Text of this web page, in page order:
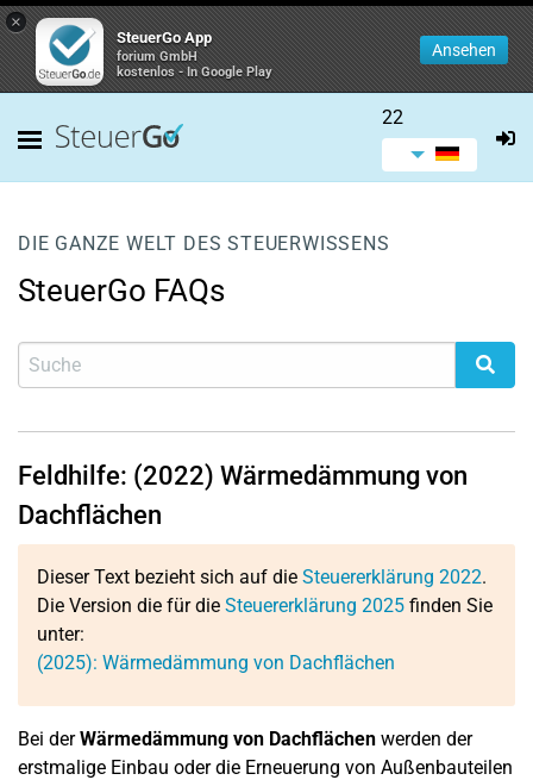
×
SteuerGo App
forium GmbH
kostenlos - In Google Play
Ansehen
22
DIE GANZE WELT DES STEUERWISSENS
SteuerGo FAQs
Feldhilfe: (2022) Wärmedämmung von
Dachflächen
Dieser Text bezieht sich auf die Steuererklärung 2022.
Die Version die für die Steuererklärung 2025 finden Sie
unter:
(2025): Wärmedämmung von Dachflächen
Bei derWärmedämmung von Dachflächen werden der
erstmalige Einbau oder die Erneuerung von Außenbauteilen